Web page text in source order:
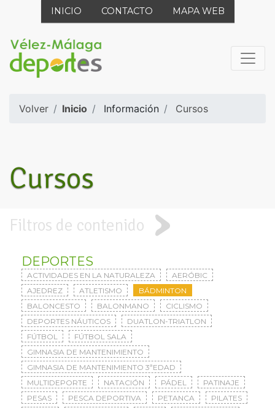
INICIO CONTACTO MAPA WEB
Volver Inicio Información Cursos
Cursos
Filtros de contenido
DEPORTES
ACTIVIDADES EN LA NATURALEZA
AERÓBIC
AJEDREZ
ATLETISMO
BÁDMINTON
BALONCESTO
BALONMANO
CICLISMO
DEPORTES NÁUTICOS
DUATLON-TRIATLON
FÚTBOL
FÚTBOL SALA
GIMNASIA DE MANTENIMIENTO
GIMNASIA DE MANTENIMIENTO 3ªEDAD
MULTIDEPORTE
NATACIÓN PÁDEL
PATINAJE
PESAS
PESCA DEPORTIVA PETANCA
PILATES